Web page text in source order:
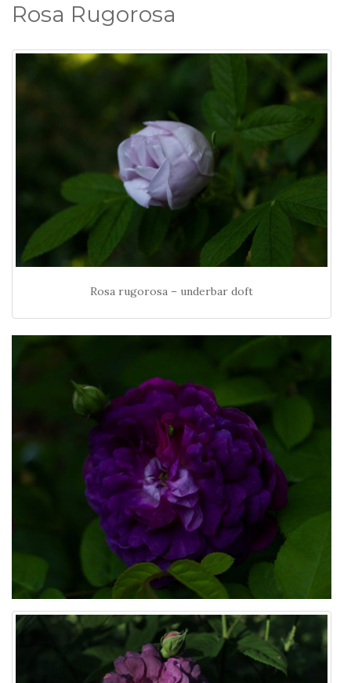
Rosa Rugorosa
Rosa rugorosa – underbar doft